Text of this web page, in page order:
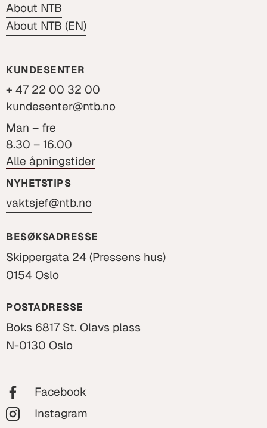
About NTB
About NTB (EN)
KUNDESENTER
+ 47 22 00 32 00
kundesenter@ntb.no
Man – fre
8.30 – 16.00
Alle åpningstider
NYHETSTIPS
vaktsjef@ntb.no
BESØKSADRESSE
Skippergata 24 (Pressens hus)
0154 Oslo
POSTADRESSE
Boks 6817 St. Olavs plass
N-0130 Oslo
Facebook
Instagram